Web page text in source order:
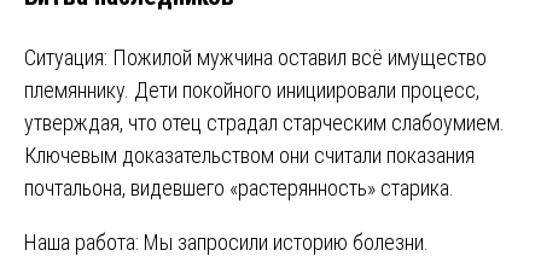
Ситуация: Пожилой мужчина оставил всё имущество
племяннику. Дети покойного инициировали процесс,
утверждая, что отец страдал старческим слабоумием.
Ключевым доказательством они считали показания
почтальона, видевшего «растерянность» старика.
Наша работа: Мы запросили историю болезни.